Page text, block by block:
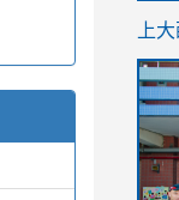
ink
link
上